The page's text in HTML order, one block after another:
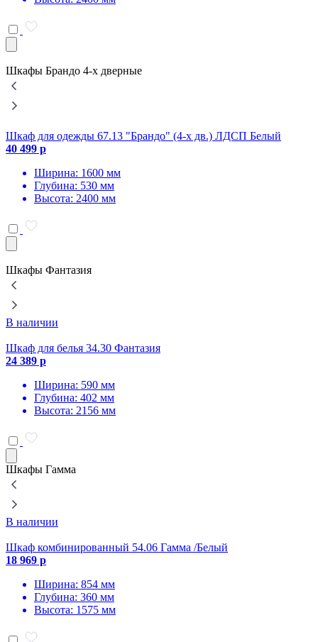
Шкафы Брандо 4-х дверные
Шкаф для одежды 67.13 "Брандо" (4-х дв.) ЛДСП Белый
40 499 р
Ширина: 1600 мм
Глубина: 530 мм
Высота: 2400 мм
Шкафы Фантазия
В наличии
Шкаф для белья 34.30 Фантазия
24 389 р
Ширина: 590 мм
Глубина: 402 мм
Высота: 2156 мм
Шкафы Гамма
В наличии
Шкаф комбинированный 54.06 Гамма /Белый
18 969 р
Ширина: 854 мм
Глубина: 360 мм
Высота: 1575 мм